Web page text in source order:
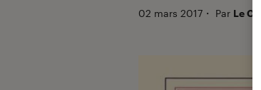
02 mars 2017 ・ Par Le